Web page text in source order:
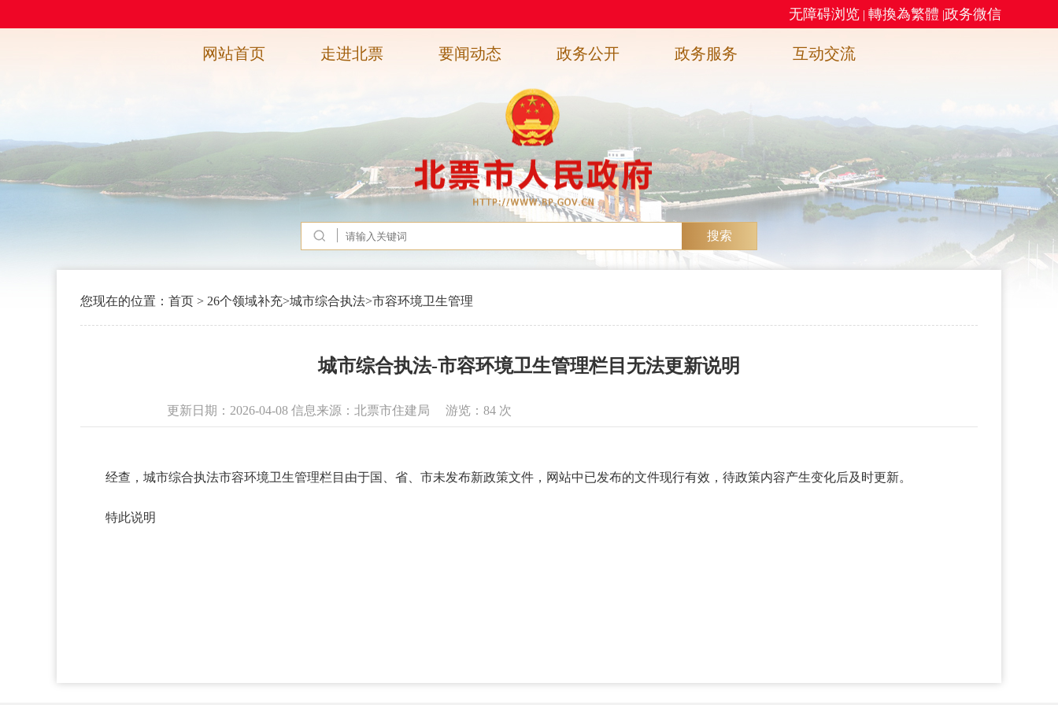
无障碍浏览 | 轉換為繁體 |政务微信
网站首页 走进北票 要闻动态 政务公开 政务服务 互动交流
搜索
您现在的位置： 首页 > 26个领域补充>城市综合执法>市容环境卫生管理
城市综合执法-市容环境卫生管理栏目无法更新说明
更新日期：2026-04-08 信息来源：北票市住建局 游览： 84 次
经查，城市综合执法市容环境卫生管理栏目由于国、省、市未发布新政策文件，网站中已发布的文件现行有效，待政策内容产生变化后及时更新。
特此说明